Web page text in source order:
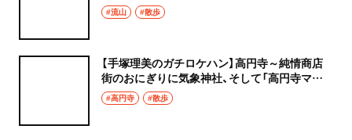
#流山 #散歩
【手塚理美のガチロケハン】高円寺～純情商店
街のおにぎりに気象神社、そして「高円寺マシ
タ」へ！
#高円寺 #散歩